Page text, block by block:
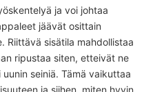
ja voi johtaa
jäävät osittain
Riittävä sisätila mahdollistaa
ripustaa siten, etteivät ne
seiniä. Tämä vaikuttaa
ja siihen, miten hyvin